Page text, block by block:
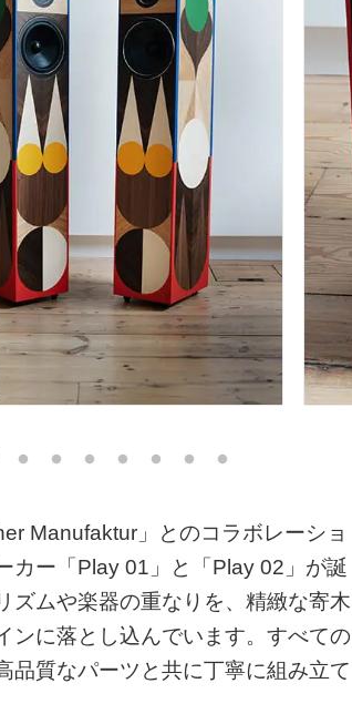
Manufaktur」とのコラボレーショ
カー「Play 01」と「Play 02」が誕
ズムや楽器の重なりを、精緻な寄木
ンに落とし込んでいます。すべての
品質なパーツと共に丁寧に組み立て